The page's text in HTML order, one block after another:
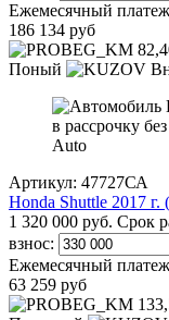
Ежемесячный
186 134 руб
Поный
Артикул: 47727СА
Honda Shuttle 2017
1 320 000 руб. Срок
взнос:
Ежемесячный
63 259 руб